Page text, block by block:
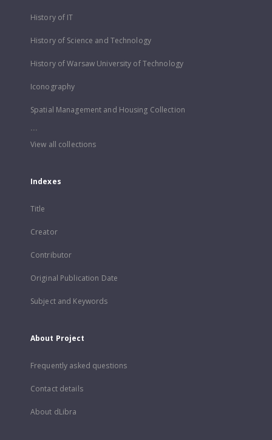
History of IT
History of Science and Technology
History of Warsaw University of Technology
Iconography
Spatial Management and Housing Collection
...
View all collections
Indexes
Title
Creator
Contributor
Original Publication Date
Subject and Keywords
About Project
Frequently asked questions
Contact details
About dLibra